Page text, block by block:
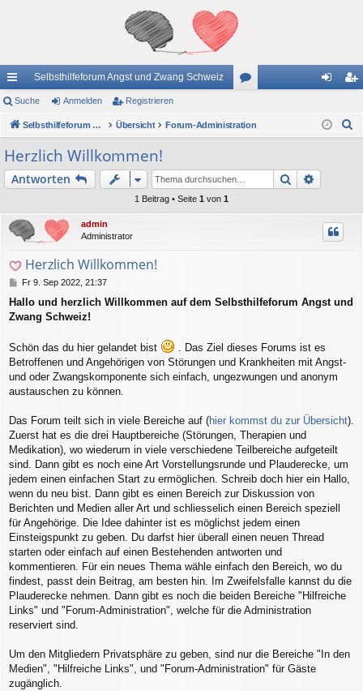
ch
ne
llz
ug
Selbsthilfeforum Angst und Zwang Schweiz
en m ist
Suche Anmelden Registrieren
Selbsthilfeforum Angst und Zwang Schweiz Übersicht Forum-Administration
Herzlich Willkommen!
Antworten Suche
1 Beitrag • Seite 1 von 1
admin
Administrator
Herzlich Willkommen!
B
i
t
a
g
Fr 9. Sep 2022, 21:37
Hallo und herzlich Willkommen auf dem Selbsthilfeforum Angst und
Zwang Schweiz!
Schön das du hier gelandet bist
. Das Ziel dieses Forums ist es
Betroffenen und Angehörigen von Störungen und Krankheiten mit Angst-
und oder Zwangskomponente sich einfach, ungezwungen und anonym
austauschen zu können.
Das Forum teilt sich in viele Bereiche auf (hier kommst du zur Übersicht).
Zuerst hat es die drei Hauptbereiche (Störungen, Therapien und
Medikation), wo wiederum in viele verschiedene Teilbereiche aufgeteilt
sind. Dann gibt es noch eine Art Vorstellungsrunde und Plauderecke, um
jedem einen einfachen Start zu ermöglichen. Schreib doch hier ein Hallo,
wenn du neu bist. Dann gibt es einen Bereich zur Diskussion von
Berichten und Medien aller Art und schliesselich einen Bereich speziell
für Angehörige. Die Idee dahinter ist es möglichst jedem einen
Einsteigspunkt zu geben. Du darfst hier überall einen neuen Thread
starten oder einfach auf einen Bestehenden antworten und
kommentieren. Für ein neues Thema wähle einfach den Bereich, wo du
findest, passt dein Beitrag, am besten hin. Im Zweifelsfalle kannst du die
Plauderecke nehmen. Dann gibt es noch die beiden Bereiche "Hilfreiche
Links" und "Forum-Administration", welche für die Administration
reserviert sind.
Um den Mitgliedern Privatsphäre zu geben, sind nur die Bereiche "In den
Medien", "Hilfreiche Links", und "Forum-Administration" für Gäste
zugänglich.